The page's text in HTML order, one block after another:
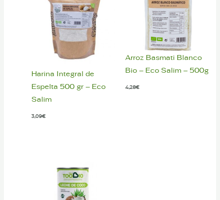
Harina Integral de
Espelta 500 gr – Eco
Salim
3,09€
Arroz Basmati Blanco
Bio – Eco Salim – 500g
4,28€